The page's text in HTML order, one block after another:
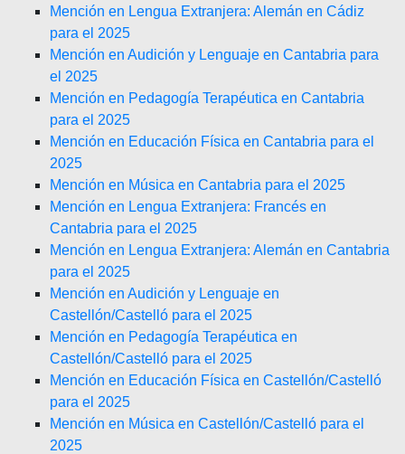
Mención en Lengua Extranjera: Alemán en Cádiz
para el 2025
Mención en Audición y Lenguaje en Cantabria para
el 2025
Mención en Pedagogía Terapéutica en Cantabria
para el 2025
Mención en Educación Física en Cantabria para el
2025
Mención en Música en Cantabria para el 2025
Mención en Lengua Extranjera: Francés en
Cantabria para el 2025
Mención en Lengua Extranjera: Alemán en Cantabria
para el 2025
Mención en Audición y Lenguaje en
Castellón/Castelló para el 2025
Mención en Pedagogía Terapéutica en
Castellón/Castelló para el 2025
Mención en Educación Física en Castellón/Castelló
para el 2025
Mención en Música en Castellón/Castelló para el
2025